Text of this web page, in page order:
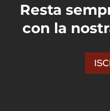
Resta
con la